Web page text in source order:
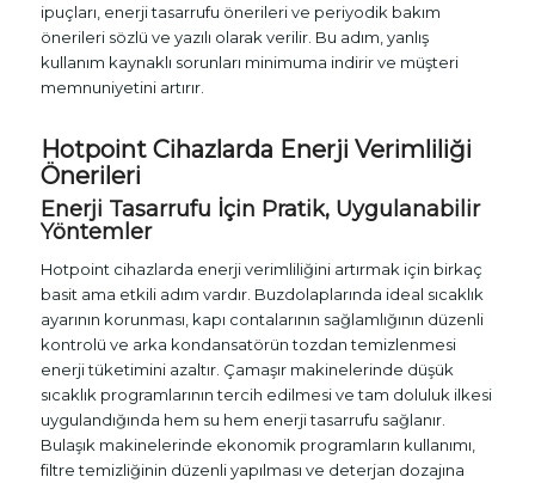
ipuçları, enerji tasarrufu önerileri ve periyodik bakım
önerileri sözlü ve yazılı olarak verilir. Bu adım, yanlış
kullanım kaynaklı sorunları minimuma indirir ve müşteri
memnuniyetini artırır.
Hotpoint Cihazlarda Enerji Verimliliği
Önerileri
Enerji Tasarrufu İçin Pratik, Uygulanabilir
Yöntemler
Hotpoint cihazlarda enerji verimliliğini artırmak için birkaç
basit ama etkili adım vardır. Buzdolaplarında ideal sıcaklık
ayarının korunması, kapı contalarının sağlamlığının düzenli
kontrolü ve arka kondansatörün tozdan temizlenmesi
enerji tüketimini azaltır. Çamaşır makinelerinde düşük
sıcaklık programlarının tercih edilmesi ve tam doluluk ilkesi
uygulandığında hem su hem enerji tasarrufu sağlanır.
Bulaşık makinelerinde ekonomik programların kullanımı,
filtre temizliğinin düzenli yapılması ve deterjan dozajına